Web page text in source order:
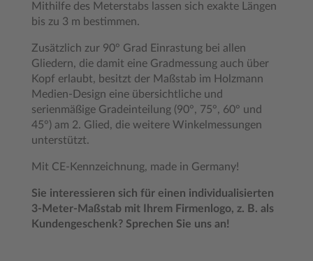
Mithilfe des Meterstabs lassen sich exakte Längen
bis zu 3 m bestimmen.
Zusätzlich zur 90° Grad Einrastung bei allen
Gliedern, die damit eine Gradmessung auch über
Kopf erlaubt, besitzt der Maßstab im Holzmann
Medien-Design eine übersichtliche und
serienmäßige Gradeinteilung (90°, 75°, 60° und
45°) am 2. Glied, die weitere Winkelmessungen
unterstützt.
Mit CE-Kennzeichnung, made in Germany!
Sie interessieren sich für einen individualisierten
3-Meter-Maßstab mit Ihrem Firmenlogo, z. B. als
Kundengeschenk? Sprechen Sie uns an!